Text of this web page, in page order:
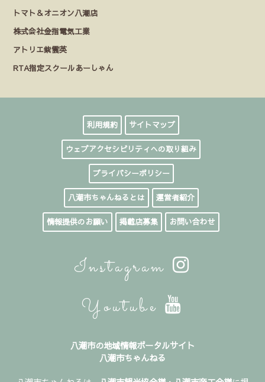
トマト＆オニオン八潮店
株式会社金指電気工業
アトリエ紫雲英
RTA指定スクールあーしゃん
利用規約 サイトマップ
ウェブアクセシビリティへの取り組み
プライバシーポリシー
八潮市ちゃんねるとは 運営者紹介
情報提供のお願い 掲載店募集 お問い合わせ
Instagram
Youtube
八潮市の地域情報ポータルサイト
八潮市ちゃんねる